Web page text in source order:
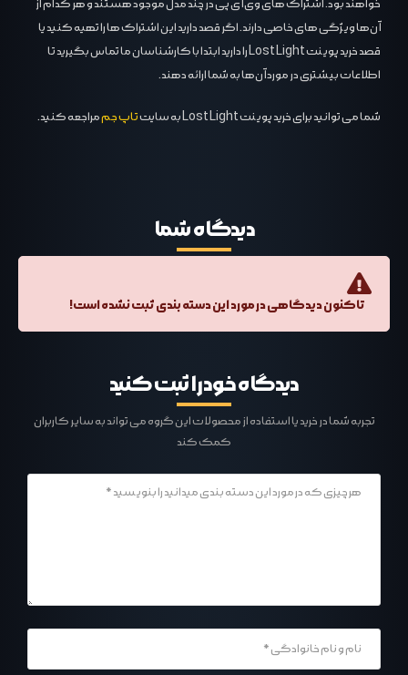
خواهند بود. اشتراک های وی آی پی در چند مدل موجود هستند و هر کدام از
آن‌ها ویژگی های خاصی دارند. اگر قصد دارید این اشتراک ها را تهیه کنید یا
قصد خرید پوینت Lost Light را دارید ابتدا با کارشناسان ما تماس بگیرید تا
اطلاعات بیشتری در مورد آن‌ها به شما ارائه دهند.
شما می توانید برای خرید پوینت Lost Light به سایت تاپ جممراجعه کنید.
دیدگاه‌ شما
تاکنون دیدگاهی در مورد این دسته بندی ثبت نشده است!
دیدگاه خود را ثبت کنید
تجربه شما در خرید یا استفاده از محصولات این گروه می تواند به سایر کاربران
کمک کند